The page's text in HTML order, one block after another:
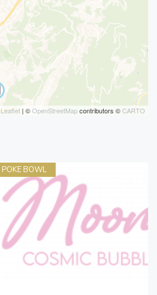
Leaflet | ©OpenStreetMapcontributors ©CARTO
POKE BOWL